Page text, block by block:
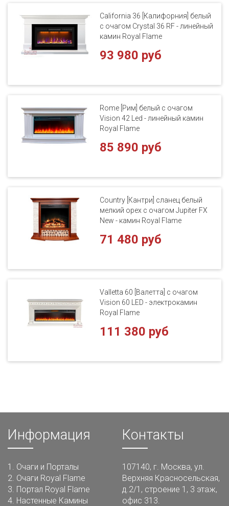
California 36 [Калифорния] белый
с очагом Crystal 36 RF - линейный
камин Royal Flame
93 980 руб
Rome [Рим] белый с очагом
Vision 42 Led - линейный камин
Royal Flame
85 890 руб
Country [Кантри] сланец белый
мелкий орех с очагом Jupiter FX
New - камин Royal Flame
71 480 руб
Valletta 60 [Валетта] с очагом
Vision 60 LED - электрокамин
Royal Flame
111 380 руб
Информация
1. Очаги и Порталы
2. Очаги Royal Flame
3. Портал Royal Flame
4. Настенные Камины
Контакты
107140, г. Москва, ул.
Верхняя Красносельская,
д.2/1, строение 1, 3 этаж,
офис 313.